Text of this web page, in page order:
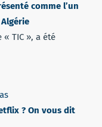
comme l’un
TIC », a été
? On vous dit